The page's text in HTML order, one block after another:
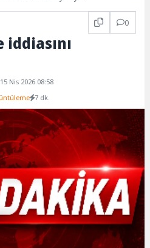
0
15 Nis 2026 08:58
7 dk.